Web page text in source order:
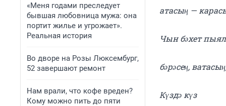
«Меня годами преследует
бывшая любовница мужа: она
портит жилье и угрожает».
Реальная история
Во дворе на Розы Люксембург,
52 завершают ремонт
Нам врали, что кофе вреден?
Кому можно пить до пяти
атасың —
Чын бәхет
бәрәсең,
Күздә күз